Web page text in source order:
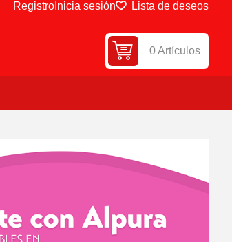
Registro Inicia sesión Lista de deseos
0 Artículos